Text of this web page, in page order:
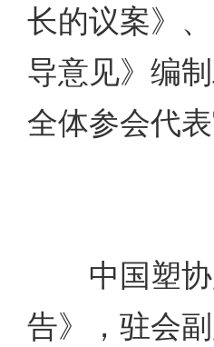
长的议案》
导意见》编
全体参会代
中国塑协
告》，驻会